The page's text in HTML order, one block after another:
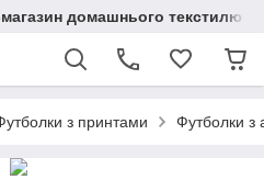
магазин домашнього текстилю
з принтами Футболки з